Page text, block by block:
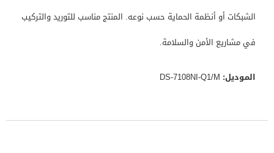
الشبكات أو أنظمة الحماية حسب نوعه. المنتج مناسب للتوريد والتركيب
في مشاريع الأمن والسلامة.
الموديل: